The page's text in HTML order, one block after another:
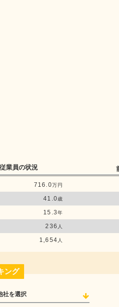
従業員の状況
716.0万円
41.0歳
15.3年
236 人
1,654 人
ング
社を選択